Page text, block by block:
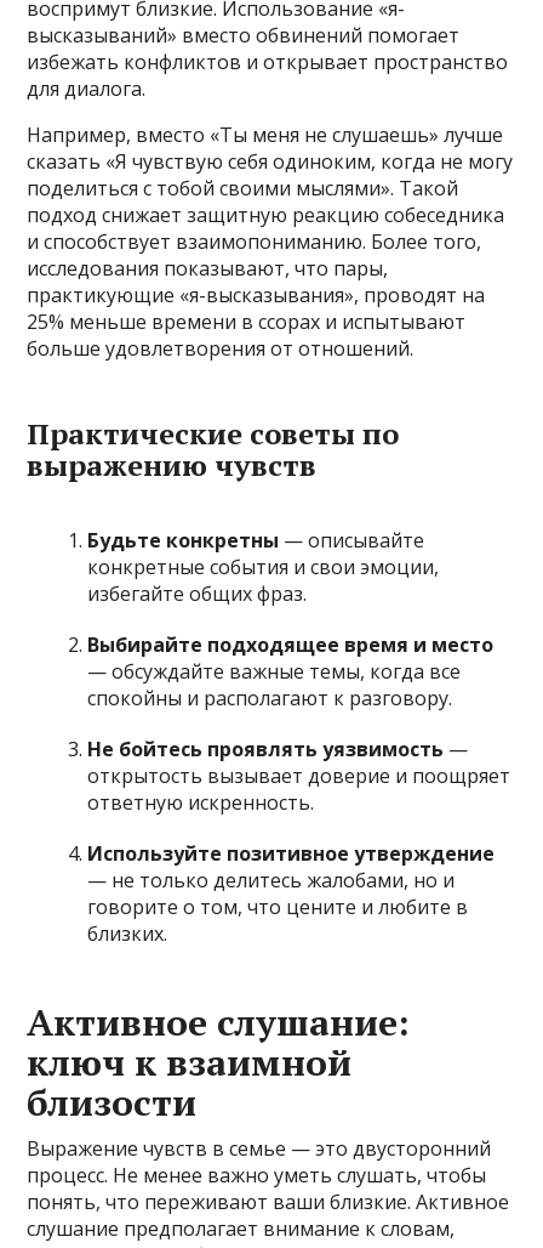
воспримут близкие. Использование «я-
высказываний» вместо обвинений помогает
избежать конфликтов и открывает пространство
для диалога.
Например, вместо «Ты меня не слушаешь» лучше
сказать «Я чувствую себя одиноким, когда не могу
поделиться с тобой своими мыслями». Такой
подход снижает защитную реакцию собеседника
и способствует взаимопониманию. Более того,
исследования показывают, что пары,
практикующие «я-высказывания», проводят на
25% меньше времени в ссорах и испытывают
больше удовлетворения от отношений.
Практические советы по
выражению чувств
Будьте конкретны — описывайте
конкретные события и свои эмоции,
избегайте общих фраз.
Выбирайте подходящее время и место
— обсуждайте важные темы, когда все
спокойны и располагают к разговору.
Не бойтесь проявлять уязвимость —
открытость вызывает доверие и поощряет
ответную искренность.
Используйте позитивное утверждение
— не только делитесь жалобами, но и
говорите о том, что цените и любите в
близких.
Активное слушание:
ключ к взаимной
близости
Выражение чувств в семье — это двусторонний
процесс. Не менее важно уметь слушать, чтобы
понять, что переживают ваши близкие. Активное
слушание предполагает внимание к словам,